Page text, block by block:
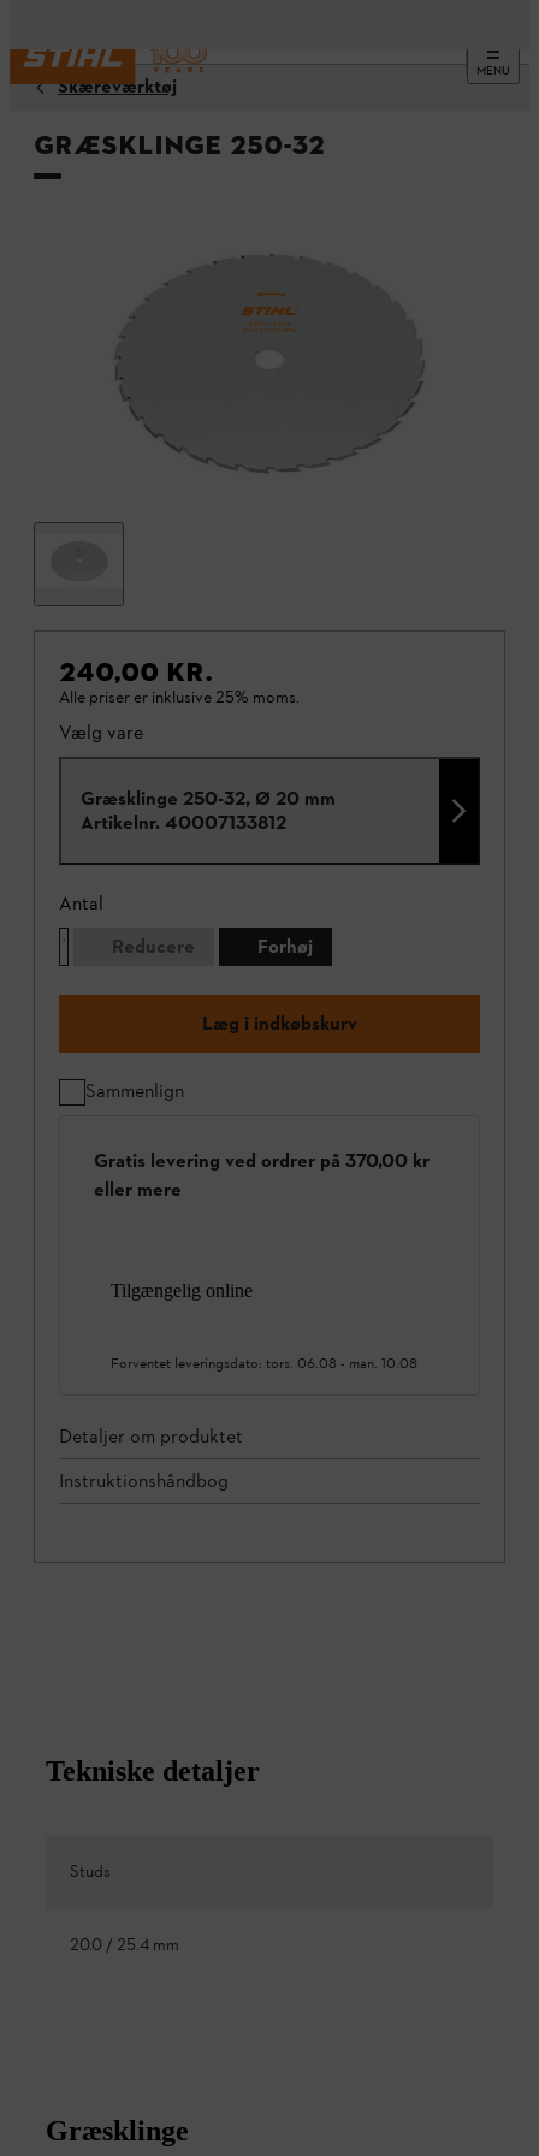
MENU
Skæreværktøj
Græsklinge 250-32
240,00 KR.
Alle priser er inklusive 25% moms.
Vælg vare
Græsklinge 250-32, Ø 20 mm
Artikelnr. 40007133812
Antal
Reducere
Forhøj
Læg i indkøbskurv
Sammenlign
Gratis levering ved ordrer på 370,00 kr
eller mere
Tilgængelig online
Forventet leveringsdato: tors. 06.08 - man. 10.08
Detaljer om produktet
Instruktionshåndbog
Tekniske detaljer
Studs
20.0 / 25.4 mm
Græsklinge